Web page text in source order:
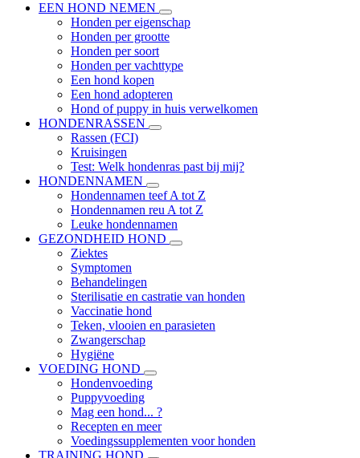
EEN HOND NEMEN
Honden per eigenschap
Honden per grootte
Honden per soort
Honden per vachttype
Een hond kopen
Een hond adopteren
Hond of puppy in huis verwelkomen
HONDENRASSEN
Rassen (FCI)
Kruisingen
Test: Welk hondenras past bij mij?
HONDENNAMEN
Hondennamen teef A tot Z
Hondennamen reu A tot Z
Leuke hondennamen
GEZONDHEID HOND
Ziektes
Symptomen
Behandelingen
Sterilisatie en castratie van honden
Vaccinatie hond
Teken, vlooien en parasieten
Zwangerschap
Hygiëne
VOEDING HOND
Hondenvoeding
Puppyvoeding
Mag een hond... ?
Recepten en meer
Voedingssupplementen voor honden
TRAINING HOND